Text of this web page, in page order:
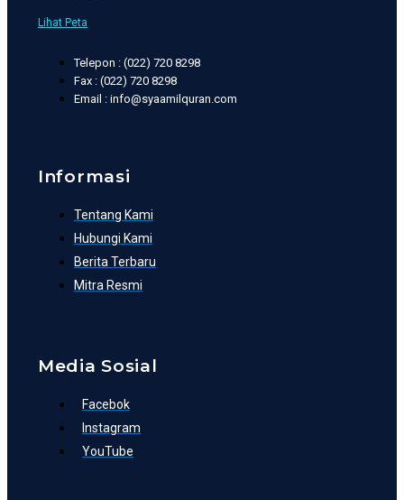
Lihat Peta
Telepon : (022) 720 8298
Fax : (022) 720 8298
Email : info@syaamilquran.com
Informasi
Tentang Kami
Hubungi Kami
Berita Terbaru
Mitra Resmi
Media Sosial
Facebok
Instagram
YouTube